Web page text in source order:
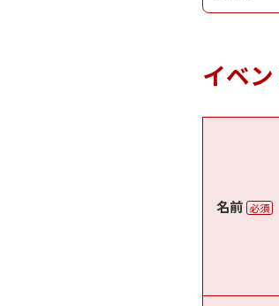
イベ
名前 必須